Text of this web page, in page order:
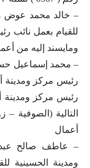
– خالد محمد عوض
للقيام بعمل نائب
ومايسند إليه من
– محمد إسماعيل
رئيس مركز ومدينة
رئيس مركز ومدينة
التالية (الصوفية –
أعمال
– عاطف صالح
ومدينة الحسينية